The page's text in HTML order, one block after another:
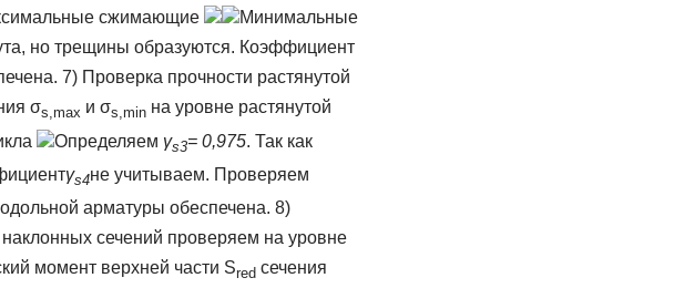
сжимающие
Минимальные
но трещины образуются. Коэффициент
7) Проверка прочности растянутой
σs,max и σs,minна уровне растянутой
Определяем γs3= 0,975. Так как
γs4не учитываем. Проверяем
арматуры обеспечена. 8)
сечений проверяем на уровне
момент верхней части Sredсечения